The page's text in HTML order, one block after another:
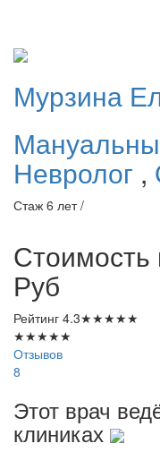
Мурзина
Невролог ,
Стаж 6 лет /
Руб
Рейтинг 4.3★★★★★
★★★★★
Отзывов
8
Этот врач
клиниках